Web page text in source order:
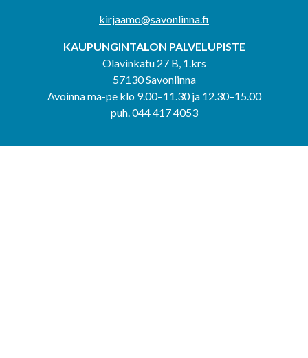
kirjaamo@savonlinna.fi
KAUPUNGINTALON PALVELUPISTE
Olavinkatu 27 B, 1.krs
57130 Savonlinna
Avoinna ma-pe klo 9.00–11.30 ja 12.30–15.00
puh. 044 417 4053